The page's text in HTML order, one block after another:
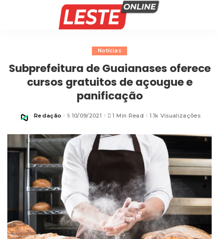
Notícias
Subprefeitura de Guaianases oferece
cursos gratuitos de açougue e
panificação
Posted
Redação 10/09/2021 1 Min Read 1.1k Visualizações